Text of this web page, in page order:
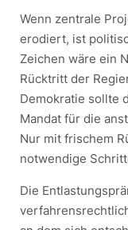
Wenn zentrale
erodiert, ist
Zeichen wäre ein
Rücktritt der
Demokratie sollte
Mandat für die
Nur mit frischem
notwendige
Die